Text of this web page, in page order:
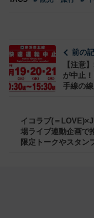
前の
【注意
が中止
手線の
イコラブ(＝
場ライブ連動企画で
限定トークやスタン